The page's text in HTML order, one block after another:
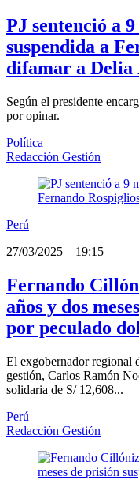
PJ sentenció a
suspendida a
difamar a Delia
Según el presidente
por opinar.
Política
Redacción Gestión
Perú
27/03/2025
19:15
Fernando
años y dos
por peculado
El exgobernador regional
gestión, Carlos Ramón
solidaria de S/ 12,608...
Perú
Redacción Gestión